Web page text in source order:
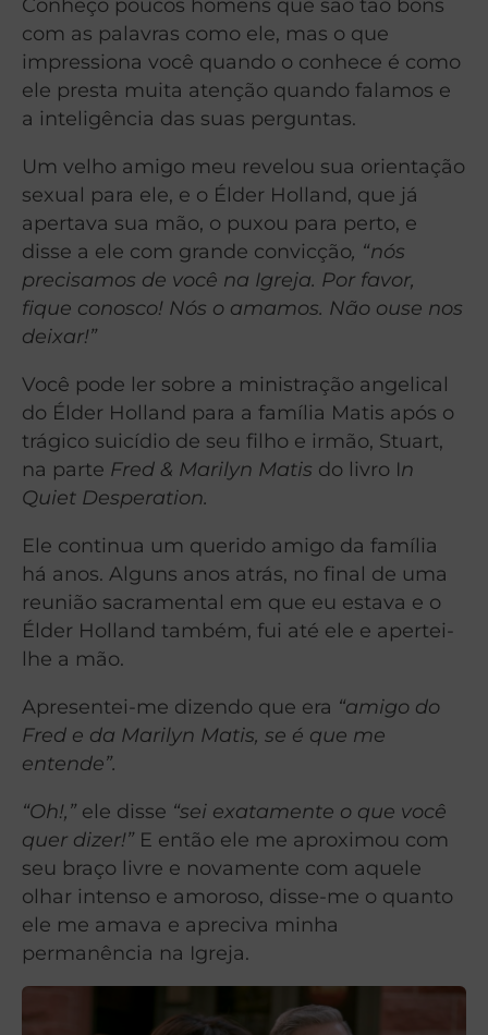
Conheço poucos homens que são tão bons
com as palavras como ele, mas o que
impressiona você quando o conhece é como
ele presta muita atenção quando falamos e
a inteligência das suas perguntas.
Um velho amigo meu revelou sua orientação
sexual para ele, e o Élder Holland, que já
apertava sua mão, o puxou para perto, e
disse a ele com grande convicção, “nós
precisamos de você na Igreja. Por favor,
fique conosco! Nós o amamos. Não ouse nos
deixar!”
Você pode ler sobre a ministração angelical
do Élder Holland para a família Matis após o
trágico suicídio de seu filho e irmão, Stuart,
na parte Fred & Marilyn Matis do livro In
Quiet Desperation.
Ele continua um querido amigo da família
há anos. Alguns anos atrás, no final de uma
reunião sacramental em que eu estava e o
Élder Holland também, fui até ele e apertei-
lhe a mão.
Apresentei-me dizendo que era “amigo do
Fred e da Marilyn Matis, se é que me
entende”.
“Oh!,”ele disse “sei exatamente o que você
quer dizer!”E então ele me aproximou com
seu braço livre e novamente com aquele
olhar intenso e amoroso, disse-me o quanto
ele me amava e apreciva minha
permanência na Igreja.